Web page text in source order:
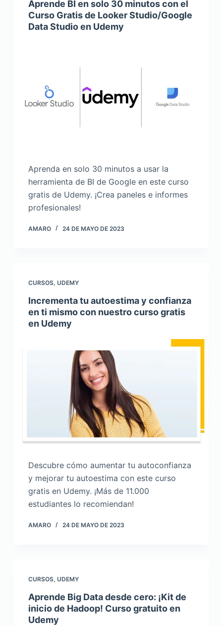
Aprende BI en solo 30 minutos con el
Curso Gratis de Looker Studio/Google
Data Studio en Udemy
Aprenda en solo 30 minutos a usar la
herramienta de BI de Google en este curso
gratis de Udemy. ¡Crea paneles e informes
profesionales!
AMARO 24 DE MAYO DE 2023
CURSOS, UDEMY
Incrementa tu autoestima y confianza
en ti mismo con nuestro curso gratis
en Udemy
Descubre cómo aumentar tu autoconfianza
y mejorar tu autoestima con este curso
gratis en Udemy. ¡Más de 11.000
estudiantes lo recomiendan!
AMARO 24 DE MAYO DE 2023
CURSOS, UDEMY
Aprende Big Data desde cero: ¡Kit de
inicio de Hadoop! Curso gratuito en
Udemy